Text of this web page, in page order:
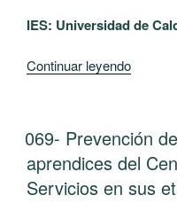
no
tenido
de
la
IES: Universidad de
Continuar leyendo“070-
de
la
tortuga.
PUBLICADO
EL
069- Prevención
aprendices del
Servicios en sus